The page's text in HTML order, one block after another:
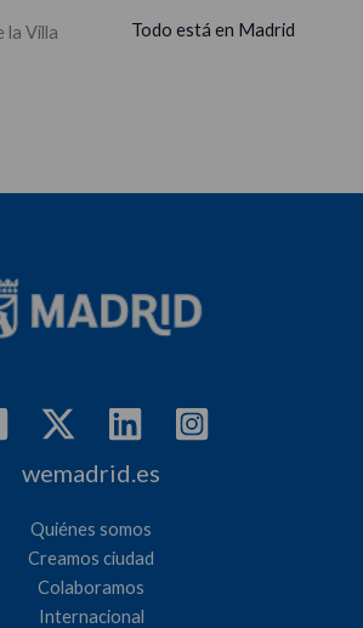
la Villa Todo está en Madrid
wemadrid.es
Quiénes somos
Creamos ciudad
Colaboramos
Internacional